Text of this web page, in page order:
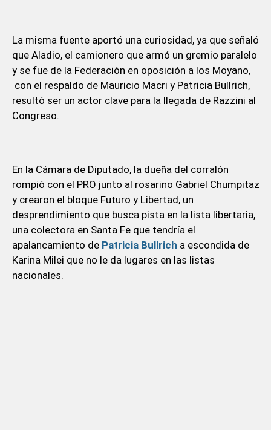
La misma fuente aportó una curiosidad, ya que señaló
que Aladio, el camionero que armó un gremio paralelo
y se fue de la Federación en oposición a los Moyano,
con el respaldo de Mauricio Macri y Patricia Bullrich,
resultó ser un actor clave para la llegada de Razzini al
Congreso.
En la Cámara de Diputado, la dueña del corralón
rompió con el PRO junto al rosarino Gabriel Chumpitaz
y crearon el bloque Futuro y Libertad, un
desprendimiento que busca pista en la lista libertaria,
una colectora en Santa Fe que tendría el
apalancamiento de Patricia Bullrich a escondida de
Karina Milei que no le da lugares en las listas
nacionales.